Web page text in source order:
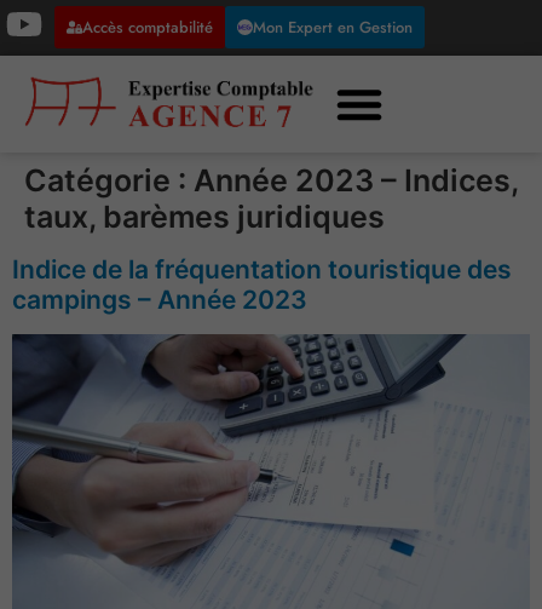
Accès comptabilité Mon Expert en Gestion
Catégorie : Année 2023 – Indices,
taux, barèmes juridiques
Indice de la fréquentation touristique des
campings – Année 2023